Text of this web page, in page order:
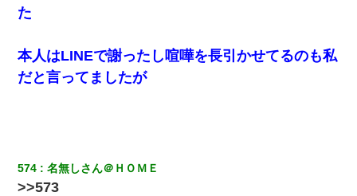
た
本人はLINEで謝ったし喧嘩を長引かせてるのも私
だと言ってましたが
574 名無しさん＠ＨＯＭＥ
>>573